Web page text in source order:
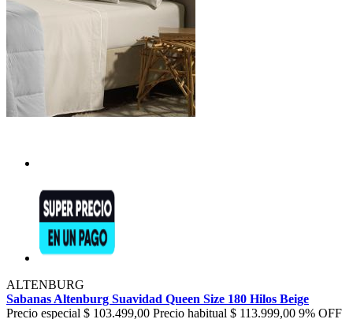
ALTENBURG
Sabanas Altenburg Suavidad Queen Size 180 Hilos Beige
Precio especial $ 103.499,00 Precio habitual $ 113.999,00 9% OFF